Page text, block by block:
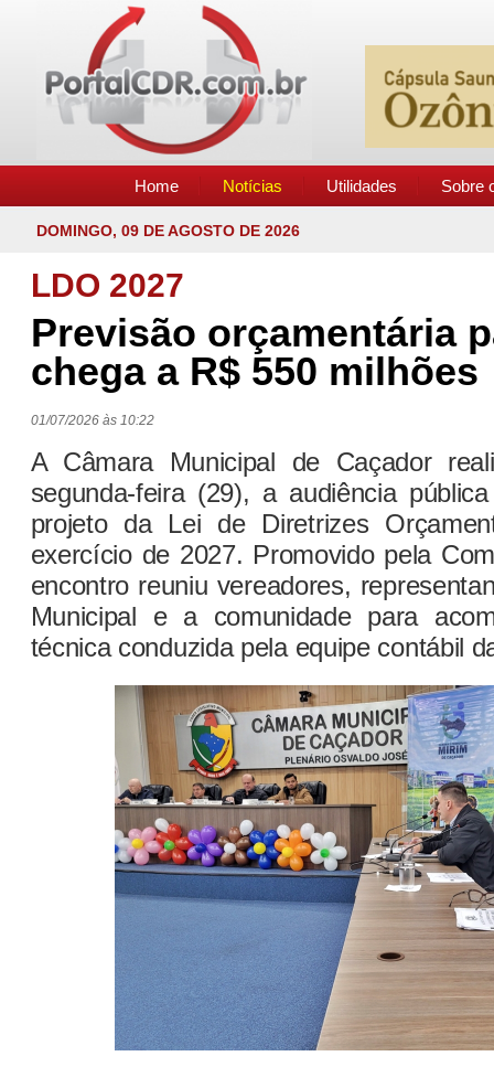
Home Notícias Utilidades Sobre
DOMINGO, 09 DE AGOSTO DE 2026
LDO 2027
Previsão orçamentária
chega a R$ 550 milhões
01/07/2026 às 10:22
A Câmara Municipal de Caçador
segunda-feira (29), a audiência
projeto da Lei de Diretrizes
exercício de 2027. Promovido pela
encontro reuniu vereadores,
Municipal e a comunidade para
técnica conduzida pela equipe contábil